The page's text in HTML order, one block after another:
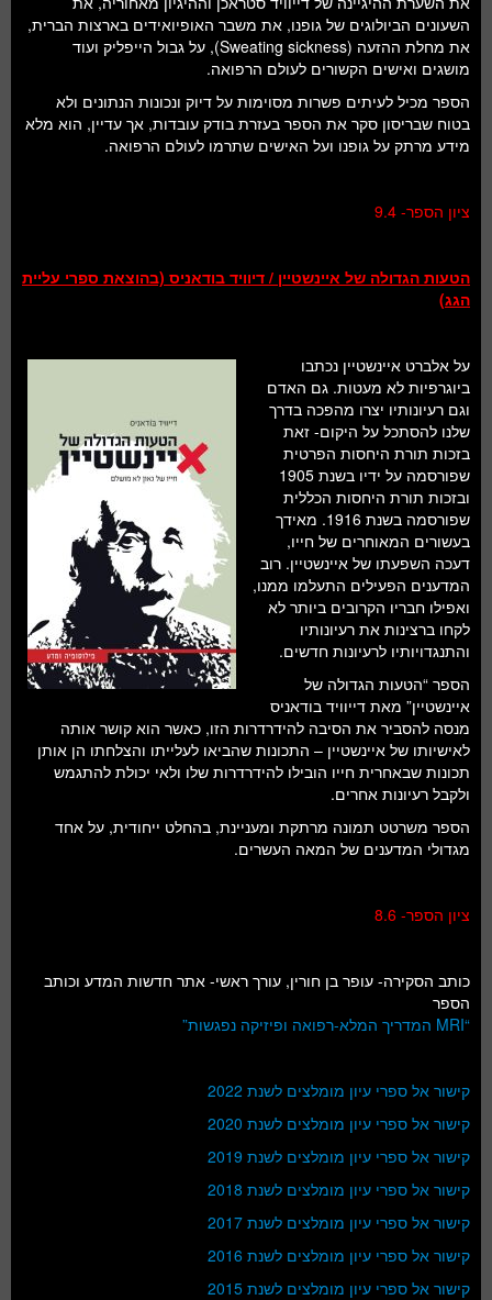
השעונים הביולוגים של גופנו, את משבר האופיואידים בארצות הברית,
את מחלת ההזעה (Sweating sickness), על גבול הייפליק ועוד
מושגים ואישים הקשורים לעולם הרפואה.
הספר מכיל לעיתים פשרות מסוימות על דיוק ונכונות הנתונים ולא
בטוח שבריסון סקר את הספר בעזרת בודק עובדות, אך עדיין, הוא מלא
מידע מרתק על גופנו ועל האישים שתרמו לעולם הרפואה.
ציון הספר- 9.4
הטעות הגדולה של איינשטיין / דיוויד בודאניס (בהוצאת ספרי עליית
הגג)
על אלברט איינשטיין נכתבו
ביוגרפיות לא מעטות. גם האדם
וגם רעיונותיו יצרו מהפכה בדרך
שלנו להסתכל על היקום- זאת
בזכות תורת היחסות הפרטית
שפורסמה על ידיו בשנת 1905
ובזכות תורת היחסות הכללית
שפורסמה בשנת 1916. מאידך
בעשורים המאוחרים של חייו,
דעכה השפעתו של איינשטיין. רוב
המדענים הפעילים התעלמו ממנו,
ואפילו חבריו הקרובים ביותר לא
לקחו ברצינות את רעיונותיו
והתנגדויותיו לרעיונות חדשים.
הספר “הטעות הגדולה של
איינשטיין” מאת דייוויד בודאניס
מנסה להסביר את הסיבה להידרדרות הזו, כאשר הוא קושר אותה
לאישיותו של איינשטיין – התכונות שהביאו לעלייתו והצלחתו הן אותן
תכונות שבאחרית חייו הובילו להידרדרות שלו ולאי יכולת להתגמש
ולקבל רעיונות אחרים.
הספר משרטט תמונה מרתקת ומעניינת, בהחלט ייחודית, על אחד
מגדולי המדענים של המאה העשרים.
ציון הספר- 8.6
כותב הסקירה- עופר בן חורין, עורך ראשי- אתר חדשות המדע וכותב
הספר
“MRI המדריך המלא-רפואה ופיזיקה נפגשות”
קישור אל ספרי עיון מומלצים לשנת 2022
קישור אל ספרי עיון מומלצים לשנת 2020
קישור אל ספרי עיון מומלצים לשנת 2019
קישור אל ספרי עיון מומלצים לשנת 2018
קישור אל ספרי עיון מומלצים לשנת 2017
קישור אל ספרי עיון מומלצים לשנת 2016
קישור אל ספרי עיון מומלצים לשנת 2015